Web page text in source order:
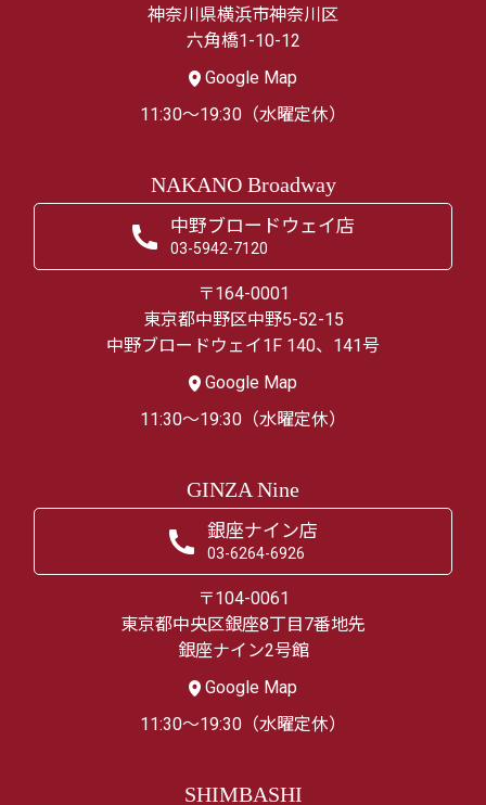
神奈川県横浜市神奈川区
六角橋1-10-12
Google Map
11:30～19:30（水曜定休）
NAKANO Broadway
中野ブロードウェイ店
03-5942-7120
〒164-0001
東京都中野区中野5-52-15
中野ブロードウェイ1F 140、141号
Google Map
11:30～19:30（水曜定休）
GINZA Nine
銀座ナイン店
03-6264-6926
〒104-0061
東京都中央区銀座8丁目7番地先
銀座ナイン2号館
Google Map
11:30～19:30（水曜定休）
SHIMBASHI